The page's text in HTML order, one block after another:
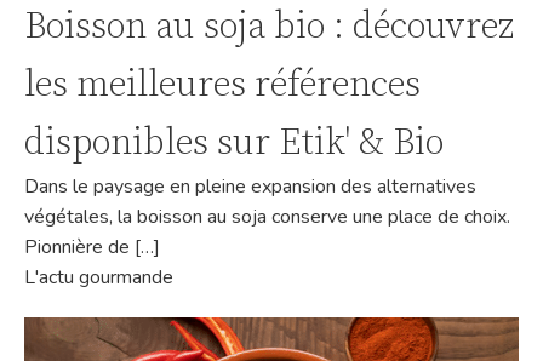
Boisson au soja bio : découvrez
les meilleures références
disponibles sur Etik' & Bio
Dans le paysage en pleine expansion des alternatives
végétales, la boisson au soja conserve une place de choix.
Pionnière de […]
L'actu gourmande